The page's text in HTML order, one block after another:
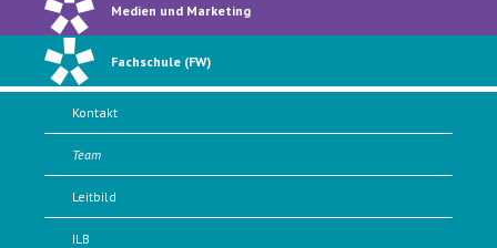
Medien und Marketing
Fachschule (FW)
Kontakt
Team
Leitbild
ILB